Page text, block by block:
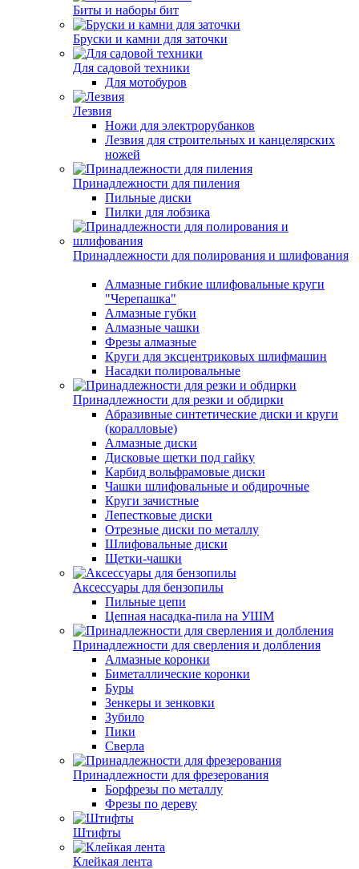
Биты и наборы бит
Бруски и камни для заточки
Для садовой техники
Для мотобуров
Лезвия
Ножи для электрорубанков
Лезвия для строительных и канцелярских
ножей
Принадлежности для пиления
Пильные диски
Пилки для лобзика
Принадлежности для полирования и шлифования
Алмазные гибкие шлифовальные круги
"Черепашка"
Алмазные губки
Алмазные чашки
Фрезы алмазные
Круги для эксцентриковых шлифмашин
Насадки полировальные
Принадлежности для резки и обдирки
Абразивные синтетические диски и круги
(коралловые)
Алмазные диски
Дисковые щетки под гайку
Карбид вольфрамовые диски
Чашки шлифовальные и обдирочные
Круги зачистные
Лепестковые диски
Отрезные диски по металлу
Шлифовальные диски
Щетки-чашки
Аксессуары для бензопилы
Пильные цепи
Цепная насадка-пила на УШМ
Принадлежности для сверления и долбления
Алмазные коронки
Биметаллические коронки
Буры
Зенкеры и зенковки
Зубило
Пики
Сверла
Принадлежности для фрезерования
Борфрезы по металлу
Фрезы по дереву
Штифты
Клейкая лента